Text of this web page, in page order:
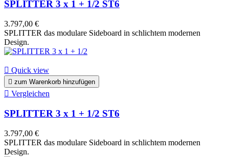
SPLITTER 3 x 1 + 1/2 ST6
3.797,00 €
SPLITTER das modulare Sideboard in schlichtem modernen
Design.
 Quick view
 zum Warenkorb hinzufügen
 Vergleichen
SPLITTER 3 x 1 + 1/2 ST6
3.797,00 €
SPLITTER das modulare Sideboard in schlichtem modernen
Design.